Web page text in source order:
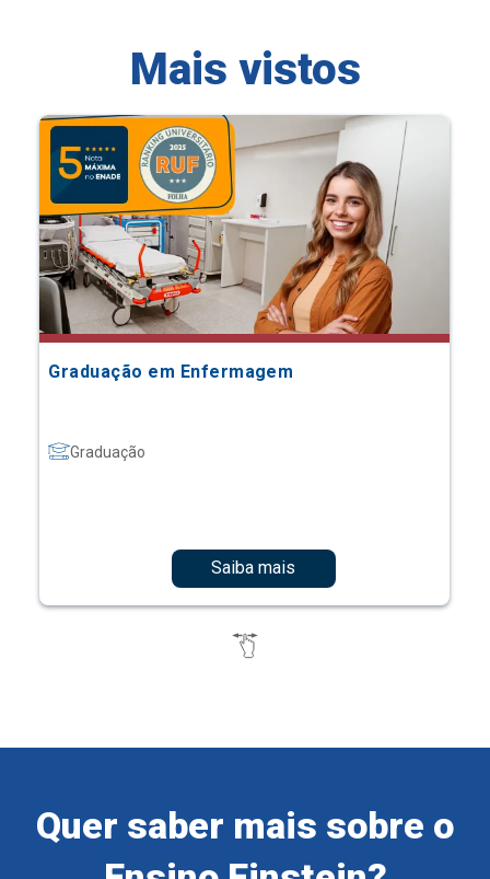
Mais vistos
Graduação em Enfermagem
Graduação
Saiba mais
Quer saber mais sobre o